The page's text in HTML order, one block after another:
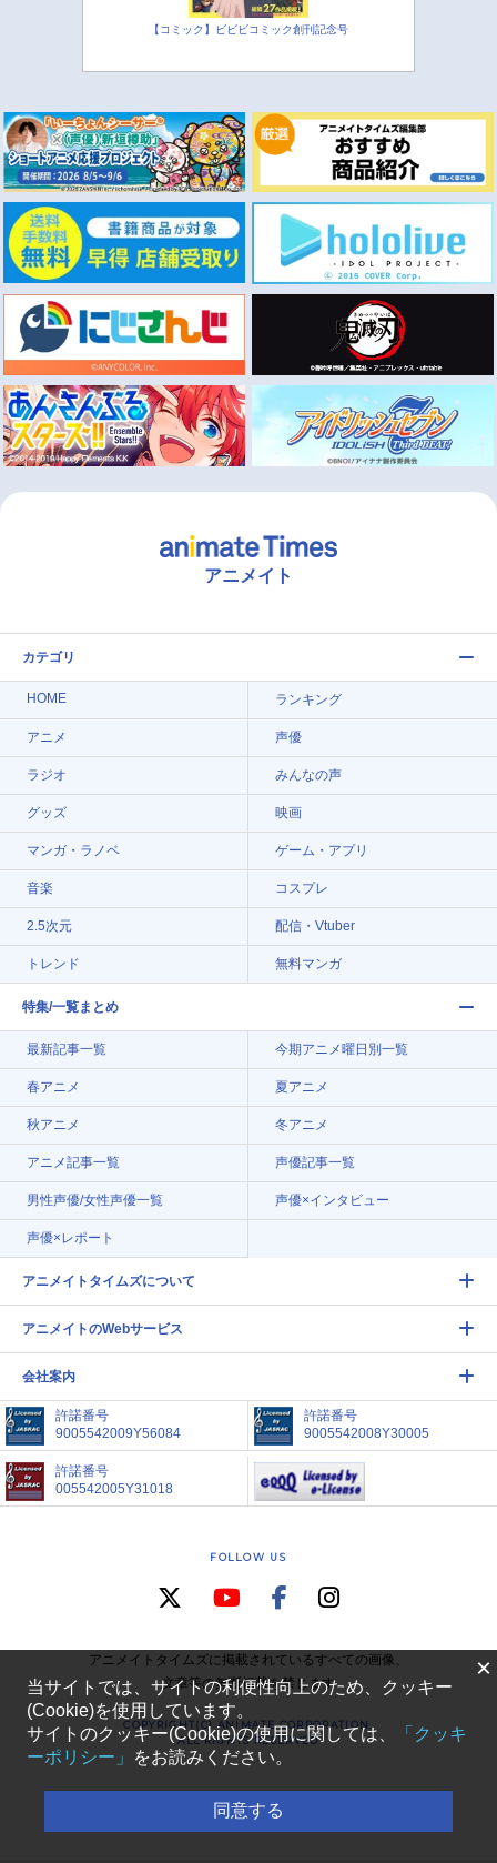
【コミック】ビビビコミック創刊記念号
アニメイト
カテゴリ
HOME ランキング
アニメ 声優
ラジオ みんなの声
グッズ 映画
マンガ・ラノベ ゲーム・アプリ
音楽 コスプレ
2.5次元 配信・Vtuber
トレンド 無料マンガ
特集/一覧まとめ
最新記事一覧 今期アニメ曜日別一覧
春アニメ 夏アニメ
秋アニメ 冬アニメ
アニメ記事一覧 声優記事一覧
男性声優/女性声優一覧 声優×インタビュー
声優×レポート
アニメイトタイムズについて
アニメイトのWebサービス
会社案内
許諾番号
9005542009Y56084
許諾番号
9005542008Y30005
許諾番号
005542005Y31018
FOLLOW US
アニメイトタイムズに掲載されているすべての画像、
文章等の無断転載を禁じます
COPYRIGHT(C) ANIMATE CORPORATION.
ALL RIGHTS RESERVED
×
当サイトでは、サイトの利便性向上のため、クッキー
(Cookie)を使用しています。
サイトのクッキー(Cookie)の使用に関しては、
「クッキ
ーポリシー」
をお読みください。
同意する